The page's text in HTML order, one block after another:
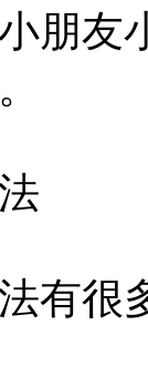
朋友
很